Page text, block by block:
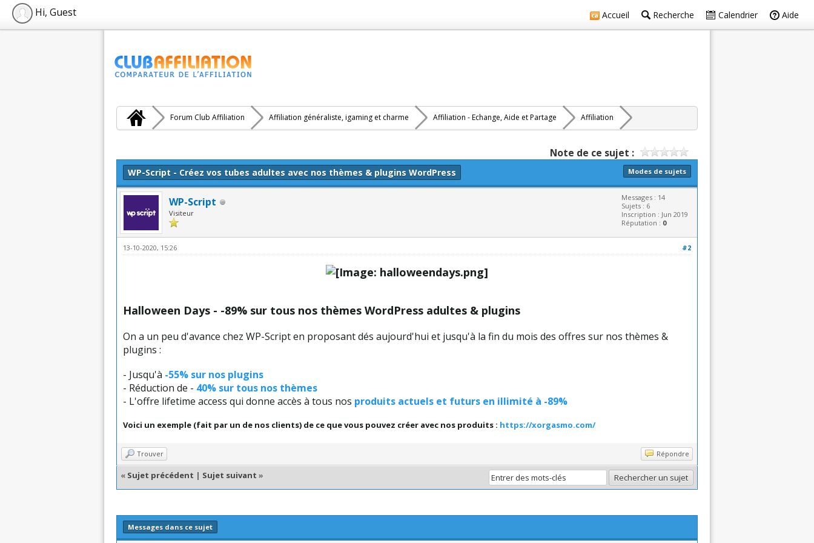
Accueil Recherche Calendrier Aide
Hi, Guest
Forum Club Affiliation Affiliation généraliste, igaming et charme Affiliation - Echange, Aide et Partage Affiliation
Note de ce sujet :
Modes de sujets
WP-Script - Créez vos tubes adultes avec nos thèmes & plugins WordPress
WP-Script
Visiteur
Messages : 14
Sujets : 6
Inscription : Jun 2019
Réputation : 0
#2
13-10-2020, 15:26
Halloween Days - -89% sur tous nos thèmes WordPress adultes & plugins
On a un peu d'avance chez WP-Script en proposant dés aujourd'hui et jusqu'à la fin du mois des offres sur nos thèmes &
plugins :
- Jusqu'à -55% sur nos plugins
- Réduction de - 40% sur tous nos thèmes
- L'offre lifetime access qui donne accès à tous nos produits actuels et futurs en illimité à -89%
Voici un exemple (fait par un de nos clients) de ce que vous pouvez créer avec nos produits : https://xorgasmo.com/
Trouver Répondre
« Sujet précédent | Sujet suivant »
Messages dans ce sujet